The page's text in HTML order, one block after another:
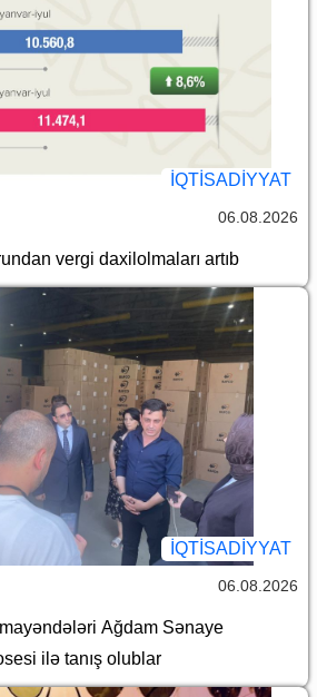
İQTİSADİYYAT
06.08.2026
vergi daxilolmaları artıb
İQTİSADİYYAT
06.08.2026
Ağdam Sənaye
ilə tanış olublar